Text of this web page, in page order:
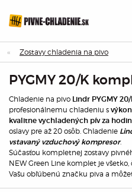
Zostavy chladenia na pivo
PYGMY 20/K
Chladenie na pivo Lindr PYGMY
profesionálnemu chladeniu s
kvalitne vychladených pív za
oslavy pre až 20 osôb. Chladenie
vstavaný vzduchový kompresor.
Súčasťou kompletnej zostavy
NEW Green Line komplet je
Vašu obľúbenú značku piva a